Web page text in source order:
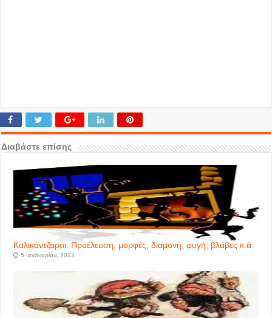
Διαβάστε επίσης
Καλικάντζαροι. Προέλευση, μορφές, διαμονή, φυγή, βλάβες κ.ά
5 Ιανουαρίου, 2012